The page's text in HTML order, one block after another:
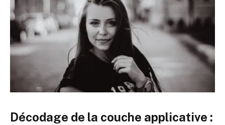
Décodage de la couche applicative :